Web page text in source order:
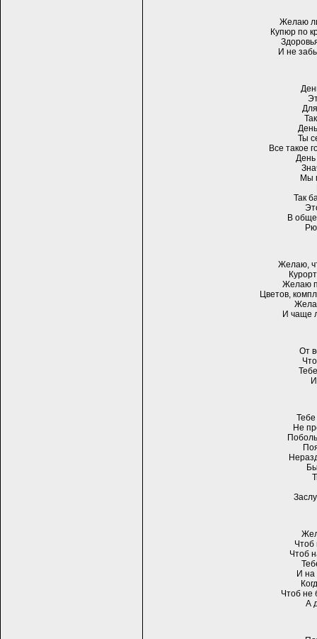
Желаю
Купюр по
И не
Ты
Все такое
Мы
Так
В
Желаю,
Желаю
Цветов,
И чаще
От
Не
Чтоб
Чтоб
И на
Чтоб не
А